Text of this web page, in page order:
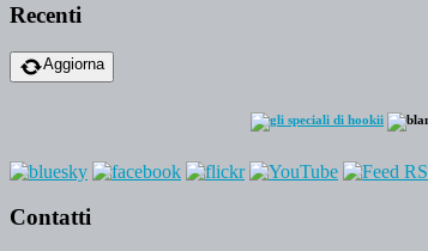
Recenti
Aggiorna
Contatti